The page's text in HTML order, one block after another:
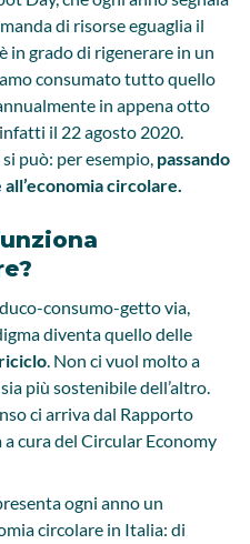
di risorse eguaglia il
in grado di rigenerare in un
consumato tutto quello
in appena otto
il 22 agosto 2020.
può: per esempio, passando
circolare.
consumo-getto via,
diventa quello delle
. Non ci vuol molto a
più sostenibile dell’altro.
ci arriva dal Rapporto
cura del Circular Economy
ogni anno un
circolare in Italia: di